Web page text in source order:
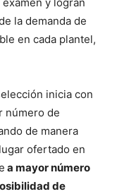
la demanda de
en cada plantel,
inicia con
número de
de manera
ofertado en
a mayor número
de